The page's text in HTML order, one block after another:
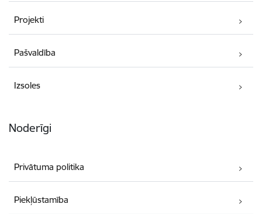
Projekti
Pašvaldība
Izsoles
Noderīgi
Privātuma politika
Piekļūstamība